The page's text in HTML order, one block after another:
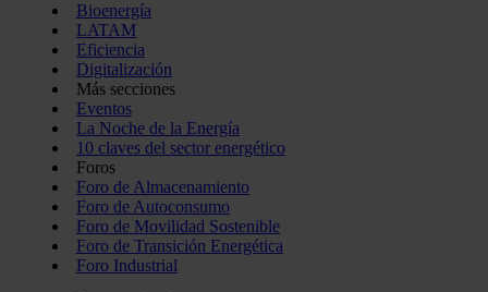
Bioenergía
LATAM
Eficiencia
Digitalización
Más secciones
Eventos
La Noche de la Energía
10 claves del sector energético
Foros
Foro de Almacenamiento
Foro de Autoconsumo
Foro de Movilidad Sostenible
Foro de Transición Energética
Foro Industrial